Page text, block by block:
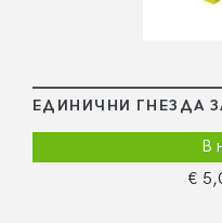
ЕДИНИЧНИ ГНЕЗДА
В
€